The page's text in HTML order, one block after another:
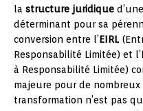
la structure juridique
déterminant pour sa
conversion entre l’EIRL
Responsabilité Limitée) et l’
à Responsabilité Limitée)
majeure pour de
transformation n’est pas